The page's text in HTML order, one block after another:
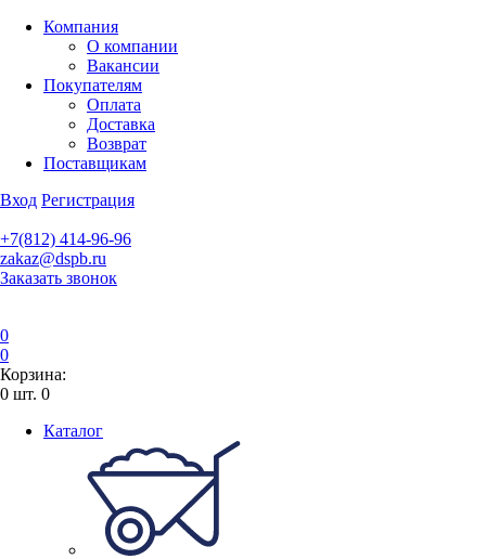
Компания
О компании
Вакансии
Покупателям
Оплата
Доставка
Возврат
Поставщикам
Вход Регистрация
+7(812) 414-96-96
zakaz@dspb.ru
Заказать звонок
0
0
Корзина:
0 шт. 0
Каталог